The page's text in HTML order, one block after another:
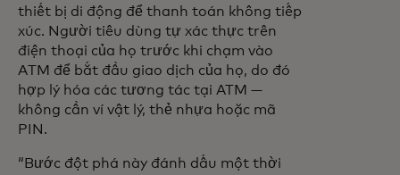
thiết bị di động để thanh toán không tiếp
xúc. Người tiêu dùng tự xác thực trên
điện thoại của họ trước khi chạm vào
ATM để bắt đầu giao dịch của họ, do đó
hợp lý hóa các tương tác tại ATM —
không cần ví vật lý, thẻ nhựa hoặc mã
PIN.
“Bước đột phá này đánh dấu một thời